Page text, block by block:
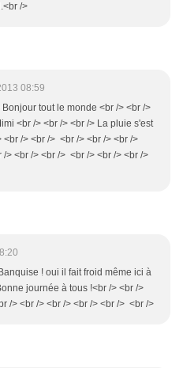
/>
08:59
tout le monde <br /> <br />
<br /> <br /> <br /> La pluie s'est
/> <br /> <br /> <br /> <br />
> <br /> <br /> <br /> <br /> <br />
! oui il fait froid même ici à
journée à tous !<br /> <br />
/> <br /> <br /> <br /> <br /> <br />